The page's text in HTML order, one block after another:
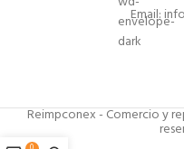
Email:
Reimpconex - Comercio y